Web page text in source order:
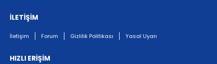
İLETİŞİM
İletişim Forum Gizlilik Politikası Yasal Uyarı
HIZLI ERİŞİM